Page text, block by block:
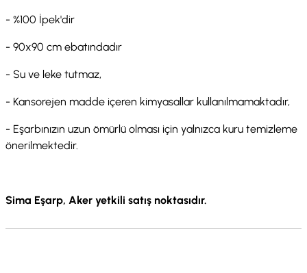
- %100 İpek'dir
- 90x90 cm ebatındadır
- Su ve leke tutmaz,
- Kansorejen madde içeren kimyasallar kullanılmamaktadır,
- Eşarbınızın uzun ömürlü olması için yalnızca kuru temizleme
önerilmektedir.
Sima Eşarp, Aker yetkili satış noktasıdır.